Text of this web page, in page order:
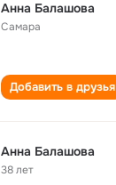
Анна Балашова
Самара
Добавить в друзья
Анна Балашова
38 лет